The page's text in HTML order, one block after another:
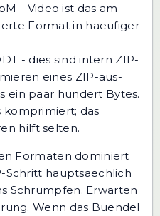
- Video ist das am
Format in haeufiger
- dies sind intern ZIP-
eines ZIP-aus-
ein paar hundert Bytes.
komprimiert; das
hilft selten.
Formaten dominiert
Schritt hauptsaechlich
Schrumpfen. Erwarten
Wenn das Buendel